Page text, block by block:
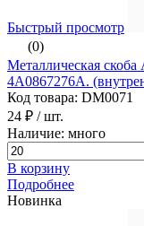
Быстрый просмотр
(0)
Металлическая
4A0867276A.
Код товара: DM0071
24 ₽ / шт.
Наличие: много
В корзину
Подробнее
Новинка